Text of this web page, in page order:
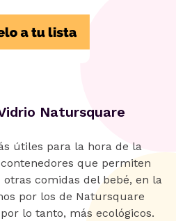
Natursquare
útiles para la hora de la
que permiten
comidas del bebé, en la
por los de Natursquare
lo tanto, más ecológicos.